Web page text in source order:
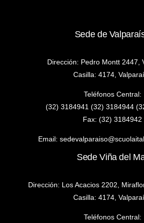
Sede de
Dirección: Pedro Montt 2447,
Casilla: 4174,
Teléfonos Central:
(32) 3184941 (32) 3184944
Fax: (32) 3184942
Email:
Sede Viña del
Dirección: Los Acacios 2202,
Casilla: 4174,
Teléfonos Central: